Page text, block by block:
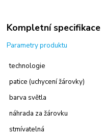
Kompletní specifikace
Parametry produktu
technologie
patice (uchycení žárovky)
barva světla
náhrada za žárovku
stmívatelná